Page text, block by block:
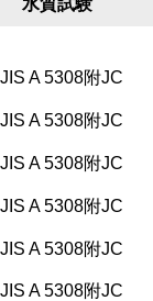
水質試験
JIS A 5308附JC
JIS A 5308附JC
JIS A 5308附JC
JIS A 5308附JC
JIS A 5308附JC
JIS A 5308附JC